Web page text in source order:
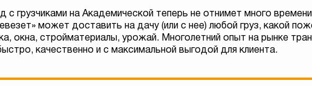
с грузчиками на Академической теперь не отнимет много
может доставить на дачу (или с нее) любой груз, какой
окна, стройматериалы, урожай. Многолетний опыт на рынке
качественно и с максимальной выгодой для клиента.